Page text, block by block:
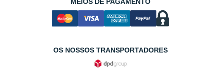
OS NOSSOS TRANSPORTADORES